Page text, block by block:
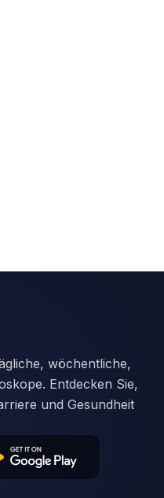
wöchentliche,
Entdecken Sie,
und Gesundheit